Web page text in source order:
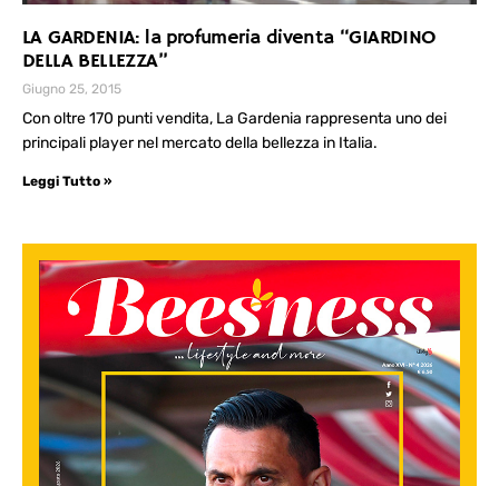
LA GARDENIA: la profumeria diventa “GIARDINO
DELLA BELLEZZA”
Giugno 25, 2015
Con oltre 170 punti vendita, La Gardenia rappresenta uno dei
principali player nel mercato della bellezza in Italia.
Leggi Tutto »